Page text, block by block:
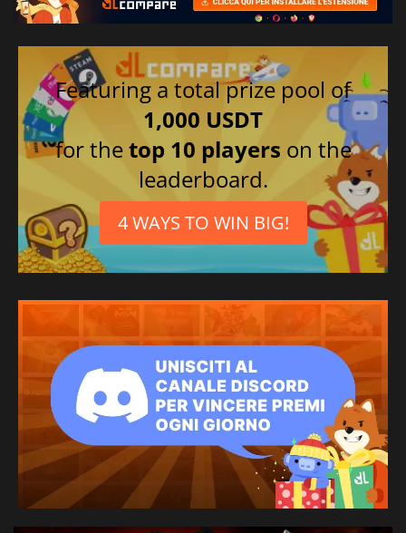
Featuring a total prize pool of
1,000 USDT
for thetop 10 players on the
leaderboard.
4 WAYS TO WIN BIG!